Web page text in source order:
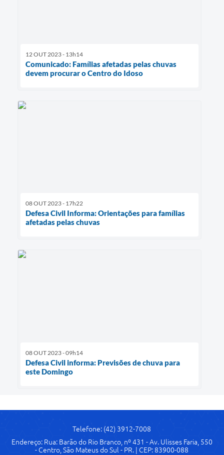
12 OUT 2023 - 13h14
Comunicado: Famílias afetadas pelas chuvas
devem procurar o Centro do Idoso
08 OUT 2023 - 17h22
Defesa Civil Informa: Orientações para famílias
afetadas pelas chuvas
08 OUT 2023 - 09h14
Defesa Civil informa: Previsões de chuva para
este Domingo
Telefone: (42) 3912-7008
Endereço: Rua: Barão do Rio Branco, nº 431 - Av. Ulisses Faria, 550
- Centro, São Mateus do Sul - PR. | CEP: 83900-088